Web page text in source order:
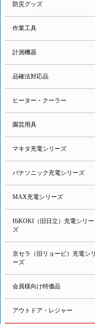
防災グッズ
作業工具
計測機器
品確法対応品
ヒーター・クーラー
園芸用具
マキタ充電シリーズ
パナソニック充電シリーズ
MAX充電シリーズ
HiKOKI（旧日立）充電シリー
ズ
京セラ（旧リョービ）充電シリ
ーズ
会員様向け特価品
アウトドア・レジャー